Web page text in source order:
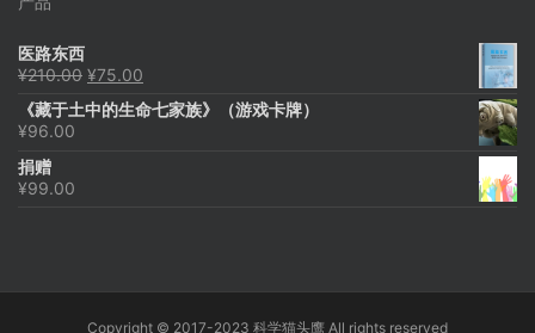
医路东西
¥210.00 原
为：
¥75.00
价
《藏于土中的生命七家族》（游戏卡牌）
¥96.00
捐赠
¥99.00
Copyright © 2017-2023 科学猫头鹰 All rights reserved